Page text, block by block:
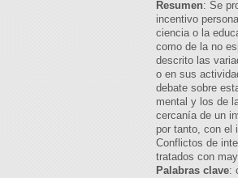
Resumen: Se
incentivo
ciencia o la
como de la no
descrito las
o en sus
debate sobre
mental y los de
cercanía de un
por tanto, con el
Conflictos de
tratados con
Palabras clave: